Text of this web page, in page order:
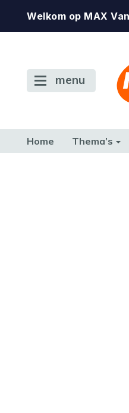
Welkom op MAX
menu
Home Thema’s